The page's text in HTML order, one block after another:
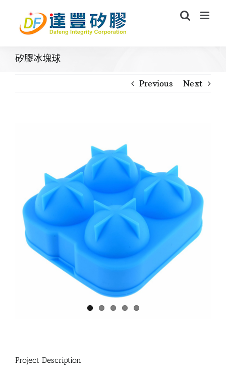
content
矽膠冰塊球
Previous Next
Project Description